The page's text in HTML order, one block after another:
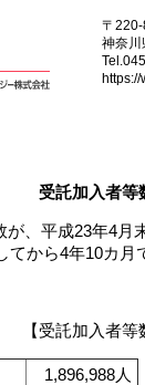
〒
神奈
受託加入者等
が、平成23年4月
から4年10カ月
【受託加入者
1,896,988人